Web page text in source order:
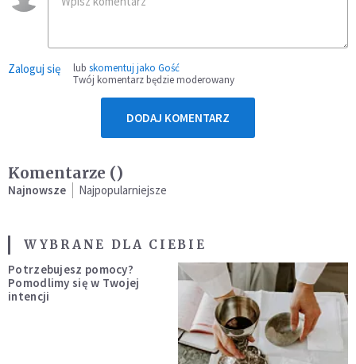
Zaloguj się lub skomentuj jako Gość
Twój komentarz będzie moderowany
DODAJ KOMENTARZ
Komentarze ()
Najnowsze Najpopularniejsze
WYBRANE DLA CIEBIE
Potrzebujesz pomocy?
Pomodlimy się w Twojej
intencji